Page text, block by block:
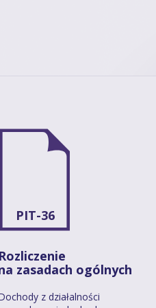
PIT-36
zasadach ogólnych
z działalności